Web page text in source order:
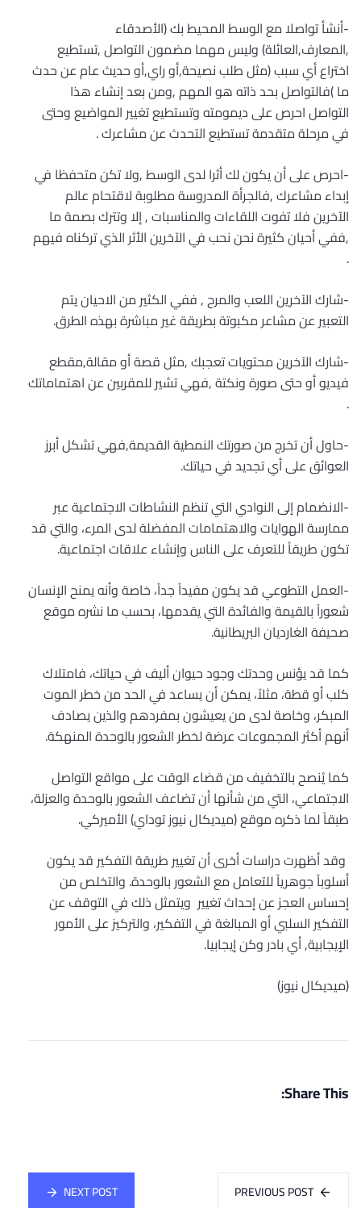
-أنشأ تواصلا مع الوسط المحيط بك (الأصدقاء
,المعارف,العائلة) وليس مهما مضمون التواصل ,تستطيع
اختراع أي سبب (مثل طلب نصيحة,أو راي,أو حديث عام عن حدث
ما )فالتواصل بحد ذاته هو المهم ,ومن بعد إنشاء هذا
التواصل احرص على ديمومته وتستطيع تغيير المواضيع وحتى
في مرحلة متقدمة تستطيع التحدث عن مشاعرك .
-احرص على أن يكون لك أثرا لدى الوسط ,ولا تكن متحفظا في
إبداء مشاعرك ,فالجرأة المدروسة مطلوبة لاقتحام عالم
الآخرين فلا تفوت اللقاءات والمناسبات , إلا وتترك بصمة ما
,ففي أحيان كثيرة نحن نحب في الآخرين الأثر الذي تركناه فيهم
.
-شارك الآخرين اللعب والمرح , ففي الكثير من الاحيان يتم
التعبير عن مشاعر مكبوتة بطريقة غير مباشرة بهذه الطرق.
-شارك الآخرين محتويات تعجبك ,مثل قصة أو مقالة,مقطع
فيديو أو حتى صورة ونكتة ,فهي تشير للمقربين عن اهتماماتك
.
-حاول أن تخرج من صورتك النمطية القديمة,فهي تشكل أبرز
العوائق على أي تجديد في حياتك.
-الانضمام إلى النوادي التي تنظم النشاطات الاجتماعية عبر
ممارسة الهوايات والاهتمامات المفضلة لدى المرء، والتي قد
تكون طريقاً للتعرف على الناس وإنشاء علاقات اجتماعية.
-العمل التطوعي قد يكون مفيداً جداً، خاصة وأنه يمنح الإنسان
شعوراً بالقيمة والفائدة التي يقدمها، بحسب ما نشره موقع
صحيفة الغارديان البريطانية.
كما قد يؤنس وحدتك وجود حيوان أليف في حياتك، فامتلاك
كلب أو قطة، مثلاً، يمكن أن يساعد في الحد من خطر الموت
المبكر، وخاصة لدى من يعيشون بمفردهم والذين يصادف
أنهم أكثر المجموعات عرضة لخطر الشعور بالوحدة المنهكة.
كما يُنصح بالتخفيف من قضاء الوقت على مواقع التواصل
الاجتماعي، التي من شأنها أن تضاعف الشعور بالوحدة والعزلة،
طبقاً لما ذكره موقع (ميديكال نيوز توداي) الأميركي.
وقد أظهرت دراسات أخرى أن تغيير طريقة التفكير قد يكون
أسلوباً جوهرياً للتعامل مع الشعور بالوحدة. والتخلص من
إحساس العجز عن إحداث تغيير ويتمثل ذلك في التوقف عن
التفكير السلبي أو المبالغة في التفكير، والتركيز على الأمور
الإيجابية, أي بادر وكن إيجابيا.
(ميديكال نيوز)
Share This:
PREVIOUS POST
NEXT POST